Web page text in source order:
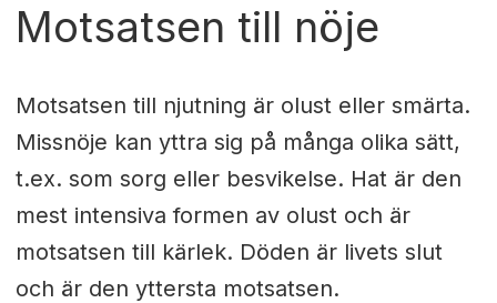
Motsatsen till nöje
Motsatsen till njutning är olust eller smärta.
Missnöje kan yttra sig på många olika sätt,
t.ex. som sorg eller besvikelse. Hat är den
mest intensiva formen av olust och är
motsatsen till kärlek. Döden är livets slut
och är den yttersta motsatsen.